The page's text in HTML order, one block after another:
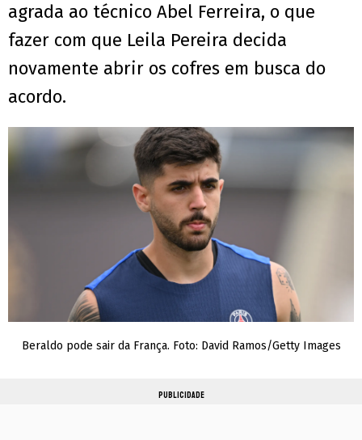
agrada ao técnico Abel Ferreira, o que
fazer com que Leila Pereira decida
novamente abrir os cofres em busca do
acordo.
Beraldo pode sair da França. Foto: David Ramos/Getty Images
PUBLICIDADE